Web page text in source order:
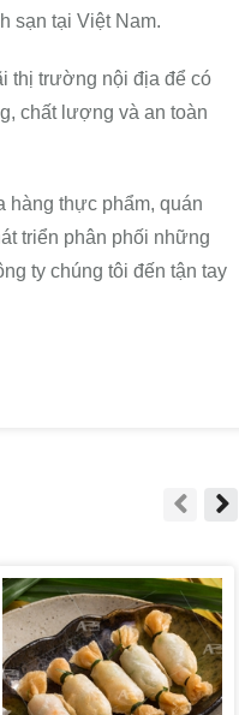
sạn tại Việt Nam.
thị trường nội địa để có
chất lượng và an toàn
hàng thực phẩm, quán
triển phân phối những
ty chúng tôi đến tận tay